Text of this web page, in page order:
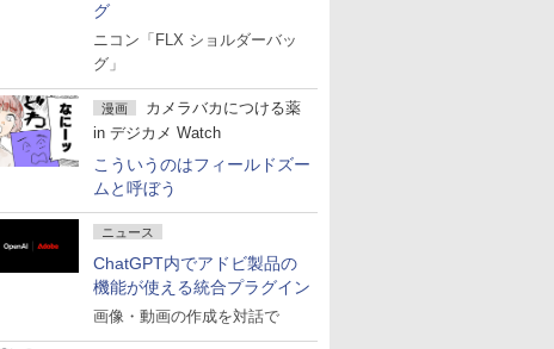
グ
ニコン「FLX ショルダーバッ
グ」
漫画
カメラバカにつける薬
in デジカメ Watch
こういうのはフィールドズー
ムと呼ぼう
ニュース
ChatGPT内でアドビ製品の
機能が使える統合プラグイン
画像・動画の作成を対話で